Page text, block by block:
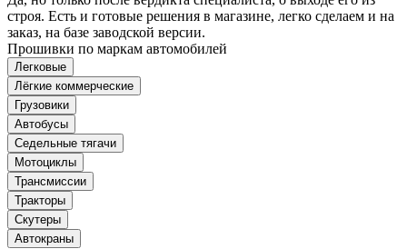
строя. Есть и готовые решения в магазине, легко сделаем и на
заказ, на базе заводской версии.
Прошивки по маркам автомобилей
Легковые
Лёгкие коммерческие
Грузовики
Автобусы
Седельные тягачи
Мотоциклы
Трансмиссии
Тракторы
Скутеры
Автокраны